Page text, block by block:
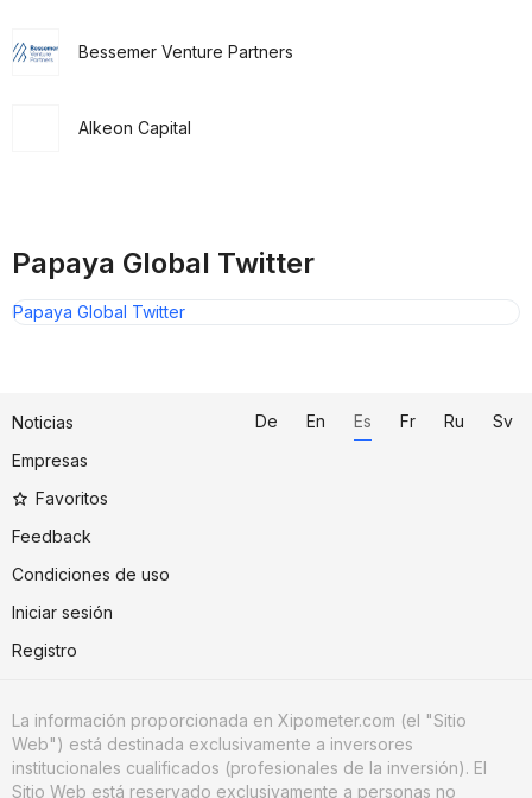
Bessemer Venture Partners
Alkeon Capital
Papaya Global Twitter
Papaya Global Twitter
Noticias
Empresas
Favoritos
Feedback
Condiciones de uso
Iniciar sesión
Registro
De En Es Fr Ru Sv
La información proporcionada en Xipometer.com (el "Sitio
Web") está destinada exclusivamente a inversores
institucionales cualificados (profesionales de la inversión). El
Sitio Web está reservado exclusivamente a personas no